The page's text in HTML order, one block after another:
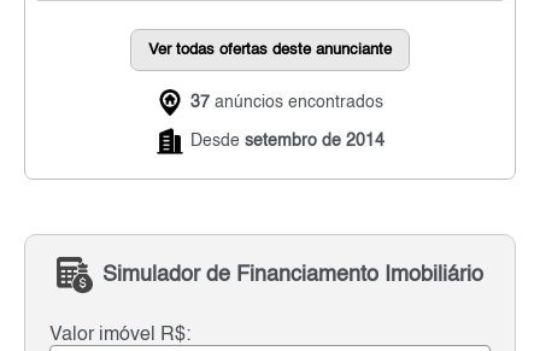
Ver todas ofertas deste anunciante
37 anúncios encontrados
Desde setembro de 2014
Simulador de Financiamento Imobiliário
Valor imóvel R$: